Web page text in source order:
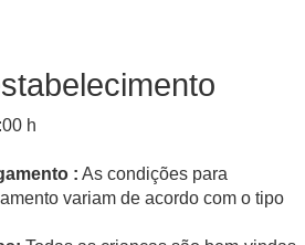
h
: As condições para
variam de acordo com o tipo